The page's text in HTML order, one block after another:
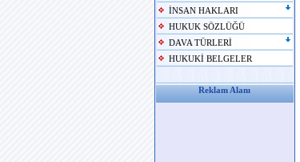
İNSAN HAKLARI
HUKUK SÖZLÜĞÜ
DAVA TÜRLERİ
HUKUKİ BELGELER
Reklam Alanı